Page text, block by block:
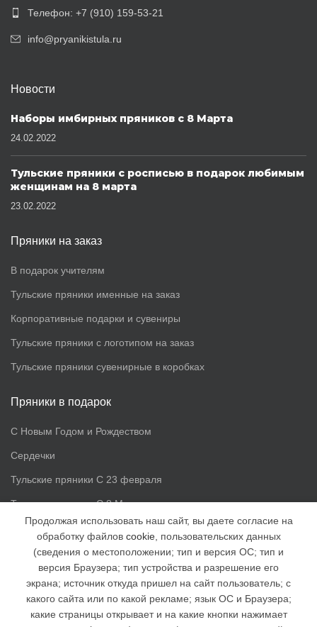
Телефон: +7 (910) 159-53-21
info@pryanikistula.ru
Новости
Наборы имбирных пряников с 8 Марта
24.02.2022
Тульские пряники с росписью в подарок любимым
женщинам на 8 марта
23.02.2022
Пряники на заказ
В подарок учителям
Тульские пряники именные на заказ
Корпоративные подарки и сувениры
Тульские пряники с логотипом на заказ
Тульские пряники сувенирные в коробках
Пряники в подарок
С Новым Годом и Рождеством
Сердечки
Тульские пряники С 23 февраля
Тульские пряники С 8 Марта
Доп. информация
Статьи
Доставка и оплата
Наша группа ВК
Продолжая использовать наш сайт, вы даете согласие на
обработку файлов cookie, пользовательских данных
(сведения о местоположении; тип и версия ОС; тип и
версия Браузера; тип устройства и разрешение его
экрана; источник откуда пришел на сайт пользователь; с
какого сайта или по какой рекламе; язык ОС и Браузера;
какие страницы открывает и на какие кнопки нажимает